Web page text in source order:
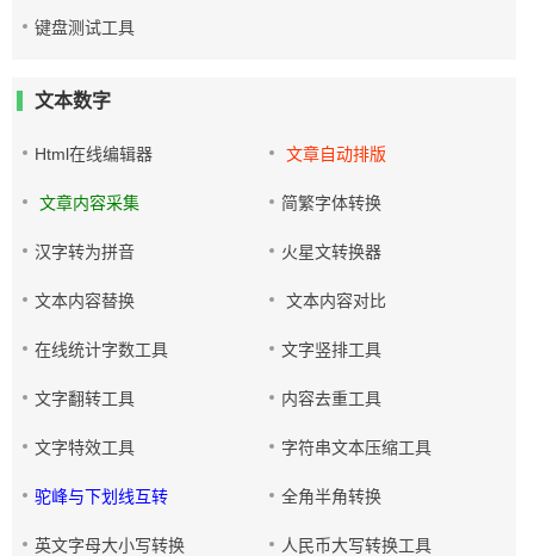
键盘测试工具
文本数字
Html在线编辑器 文章自动排版
文章内容采集 简繁字体转换
汉字转为拼音 火星文转换器
文本内容替换 文本内容对比
在线统计字数工具 文字竖排工具
文字翻转工具 内容去重工具
文字特效工具 字符串文本压缩工具
驼峰与下划线互转 全角半角转换
英文字母大小写转换 人民币大写转换工具